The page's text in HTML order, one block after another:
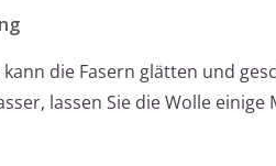
die Fasern glätten und
lassen Sie die Wolle